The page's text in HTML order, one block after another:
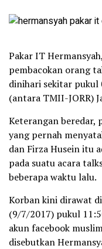
Pakar IT
pembacokan orang
dinihari sekitar pukul
(antara TMII-JORR)
Keterangan beredar,
yang pernah
dan Firza Husein itu
pada suatu acara
beberapa waktu lalu.
Korban kini dirawat
(9/7/2017) pukul
akun facebook
disebutkan